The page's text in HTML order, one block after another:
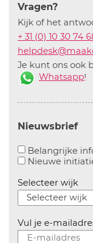
Vragen?
Kijk of het
+ 31 (0) 10 30 74
Je kunt ons ook
Whatsapp!
Nieuwsbrief
Belangrijke
Nieuwe
Selecteer wijk
Vul je e-